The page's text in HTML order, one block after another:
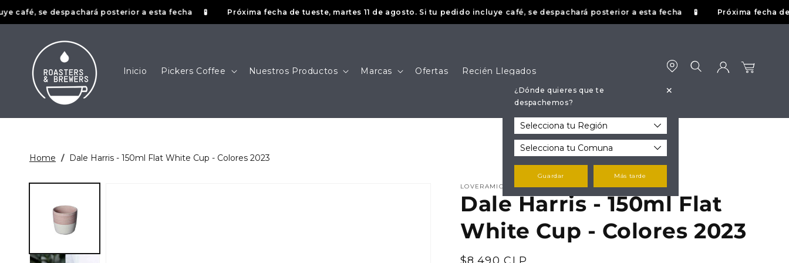
directamente
al contenido
se despachará posterior a esta fecha 🧪 Próxima fecha de tueste, martes 11 de agosto. Si tu pedido incluye café, se despachará posterior a esta fecha 🧪 Próxima fecha de
Inicio Pickers Coffee Nuestros Productos Marcas Ofertas Recién Llegados
¿Dónde quieres que te
despachemos?
+
Guardar Más tarde
Home / Dale Harris - 150ml Flat White Cup - Colores 2023
LOVERAMICS
Dale Harris - 150ml Flat
White Cup - Colores 2023